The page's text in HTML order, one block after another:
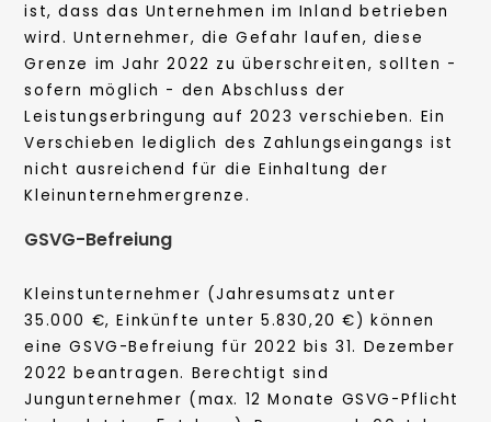
ist, dass das Unternehmen im Inland betrieben
wird. Unternehmer, die Gefahr laufen, diese
Grenze im Jahr 2022 zu überschreiten, sollten -
sofern möglich - den Abschluss der
Leistungserbringung auf 2023 verschieben. Ein
Verschieben lediglich des Zahlungseingangs ist
nicht ausreichend für die Einhaltung der
Kleinunternehmergrenze.
GSVG-Befreiung
Kleinstunternehmer (Jahresumsatz unter
35.000 €, Einkünfte unter 5.830,20 €) können
eine GSVG-Befreiung für 2022 bis 31. Dezember
2022 beantragen. Berechtigt sind
Jungunternehmer (max. 12 Monate GSVG-Pflicht